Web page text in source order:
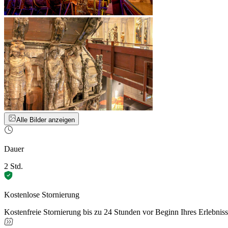
Alle Bilder anzeigen
Dauer
2 Std.
Kostenlose Stornierung
Kostenfreie Stornierung bis zu 24 Stunden vor Beginn Ihres